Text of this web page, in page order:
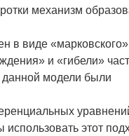
механизм
в виде
и «гибели»
данной модели были
использовать этот